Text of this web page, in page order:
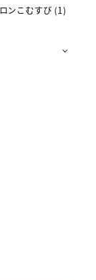
ンこむすび (1)